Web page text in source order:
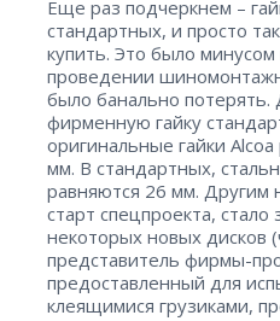
Еще раз подчеркнем –
стандартных, и просто
купить. Это было минусом
проведении
было банально
фирменную гайку
оригинальные гайки
мм. В стандартных,
равняются 26 мм. Другим
старт спецпроекта,
некоторых новых дисков
представитель фирмы-
предоставленный для
клеящимися грузиками,